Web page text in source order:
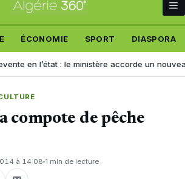
ÉCONOMIE SPORT DIASPORA
l’état : le ministère accorde un nouveau
compote de pêche
à 14:08 1 min de lecture